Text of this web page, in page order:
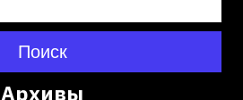
Поиск
Архивы